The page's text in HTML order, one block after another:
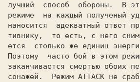
лучший  способ  обороны.  В
режиме  на каждый полученый
наносится  адекватный ответ
тивнику,  то есть, с него
ется  столько же единиц
Поэтому  часто бой в этом
заканчивается смертью обоих
сонажей.  Режим ATTACK не